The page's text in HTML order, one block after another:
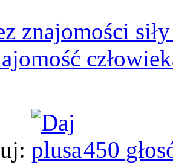
znajomości
450